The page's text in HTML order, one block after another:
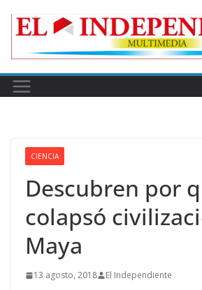
CIENCIA
Descubren por
colapsó
Maya
13 agosto, 2018 El Independiente